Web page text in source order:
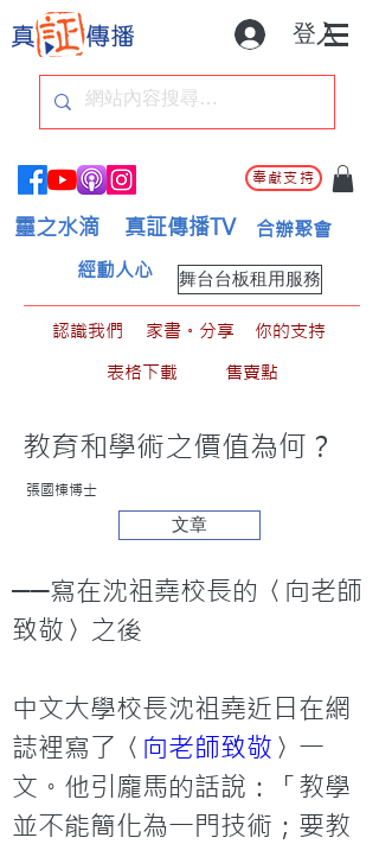
登入
奉獻支持
靈之水滴 真証傳播TV 合辦聚會
舞台台板租用服務
經動人心
認識我們 家書。分享
你的支持
表格下載
售賣點
教育和學術之價值為何？
張國棟博士
文章
──寫在沈祖堯校長的〈向老師
致敬〉之後
中文大學校長沈祖堯近日在網
誌裡寫了〈 向老師致敬 〉一
文。他引龐馬的話說：「教學
並不能簡化為一門技術；要教